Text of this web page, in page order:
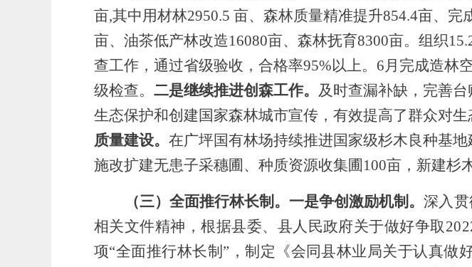
亩,其中用材林2950.5 亩、 森林质量精准提升854.4亩、 完
亩、 油茶低产林改造16080亩、 森林抚育8300亩。 组织
查工作，通过省级验收 ， 合格率95%以上。6月 完成造林
级检查。 二是继续推进创森工作。 及时查漏补缺，完善台
生态保护和创建国家森林城市宣传，有效提高了群众对生
质量建设。 在广坪国有林场持续推进国家级杉木良种基
施改扩建无患子采穗圃、种质资源收集圃 100亩 ， 新建杉
（三） 全面推行林长制。一是争创激励机制。 深入
相关文件精神，根据县委、县人民政府关于做好争取
项“全面推行林长制 ” ，制定《会同县林业局关于认真做